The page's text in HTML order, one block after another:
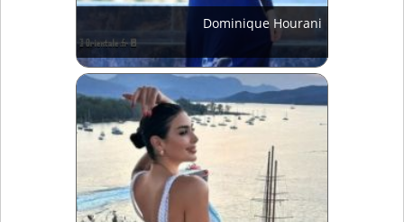
Dominique Hourani